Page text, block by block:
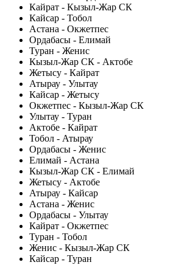
Кайрат - Кызыл-Жар СК
Кайсар - Тобол
Астана - Окжетпес
Ордабасы - Елимай
Туран - Женис
Кызыл-Жар СК - Актобе
Жетысу - Кайрат
Атырау - Улытау
Кайсар - Жетысу
Окжетпес - Кызыл-Жар СК
Улытау - Туран
Актобе - Кайрат
Тобол - Атырау
Ордабасы - Женис
Елимай - Астана
Кызыл-Жар СК - Елимай
Жетысу - Актобе
Атырау - Кайсар
Астана - Женис
Ордабасы - Улытау
Кайрат - Окжетпес
Туран - Тобол
Женис - Кызыл-Жар СК
Кайсар - Туран